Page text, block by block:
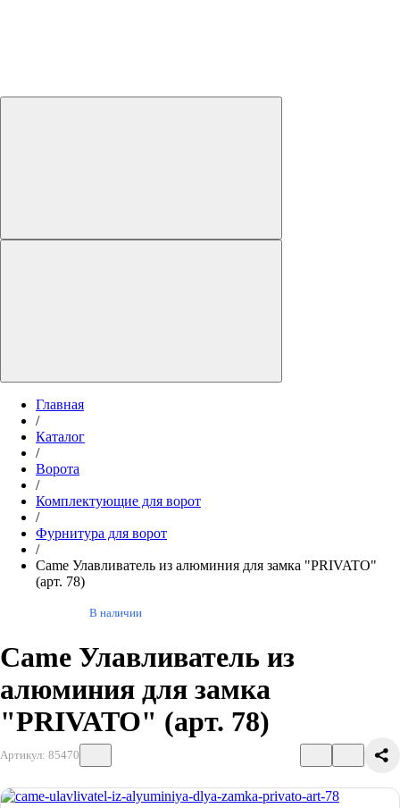
Главная
/
Каталог
/
Ворота
/
Комплектующие для ворот
/
Фурнитура для ворот
/
Came Улавливатель из алюминия для замка "PRIVATO"
(арт. 78)
Came Улавливатель из
алюминия для замка
"PRIVATO" (арт. 78)
В наличии
Артикул: 85470